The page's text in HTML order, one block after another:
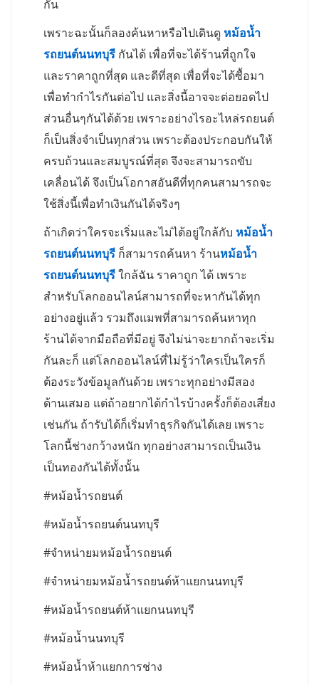
กัน
เพราะฉะนั้นก็ลองค้นหาหรือไปเดินดู หม้อน้ำ
รถยนต์นนทบุรี กันได้ เพื่อที่จะได้ร้านที่ถูกใจ
และราคาถูกที่สุด และดีที่สุด เพื่อที่จะได้ซื้อมา
เพื่อทำกำไรกันต่อไป และสิ่งนี้อาจจะต่อยอดไป
ส่วนอื่นๆกันได้ด้วย เพราะอย่างไรอะไหล่รถยนต์
ก็เป็นสิ่งจำเป็นทุกส่วน เพราะต้องประกอบกันให้
ครบถ้วนและสมบูรณ์ที่สุด จึงจะสามารถขับ
เคลื่อนได้ จึงเป็นโอกาสอันดีที่ทุกคนสามารถจะ
ใช้สิ่งนี้เพื่อทำเงินกันได้จริงๆ
ถ้าเกิดว่าใครจะเริ่มและไม่ได้อยู่ใกล้กับ หม้อน้ำ
รถยนต์นนทบุรี ก็สามารถค้นหา ร้านหม้อน้ำ
รถยนต์นนทบุรีใกล้ฉัน ราคาถูก ได้ เพราะ
สำหรับโลกออนไลน์สามารถที่จะหากันได้ทุก
อย่างอยู่แล้ว รวมถึงแมพที่สามารถค้นหาทุก
ร้านได้จากมือถือที่มีอยู่ จึงไม่น่าจะยากถ้าจะเริ่ม
กันละก็ แต่โลกออนไลน์ที่ไม่รู้ว่าใครเป็นใครก็
ต้องระวังข้อมูลกันด้วย เพราะทุกอย่างมีสอง
ด้านเสมอ แต่ถ้าอยากได้กำไรบ้างครั้งก็ต้องเสี่ยง
เช่นกัน ถ้ารับได้ก็เริ่มทำธุรกิจกันได้เลย เพราะ
โลกนี้ช่างกว้างหนัก ทุกอย่างสามารถเป็นเงิน
เป็นทองกันได้ทั้งนั้น
#หม้อน้ำรถยนต์
#หม้อน้ำรถยนต์นนทบุรี
#จำหน่ายมหม้อน้ำรถยนต์
#จำหน่ายมหม้อน้ำรถยนต์ห้าแยกนนทบุรี
#หม้อน้ำรถยนต์ห้าแยกนนทบุรี
#หม้อน้ำนนทบุรี
#หม้อน้ำห้าแยกการช่าง